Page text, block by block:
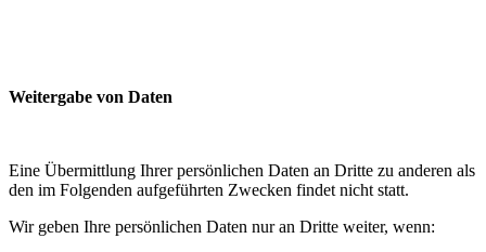
Weitergabe von Daten
Eine Übermittlung Ihrer persönlichen Daten an Dritte zu anderen als
den im Folgenden aufgeführten Zwecken findet nicht statt.
Wir geben Ihre persönlichen Daten nur an Dritte weiter, wenn: